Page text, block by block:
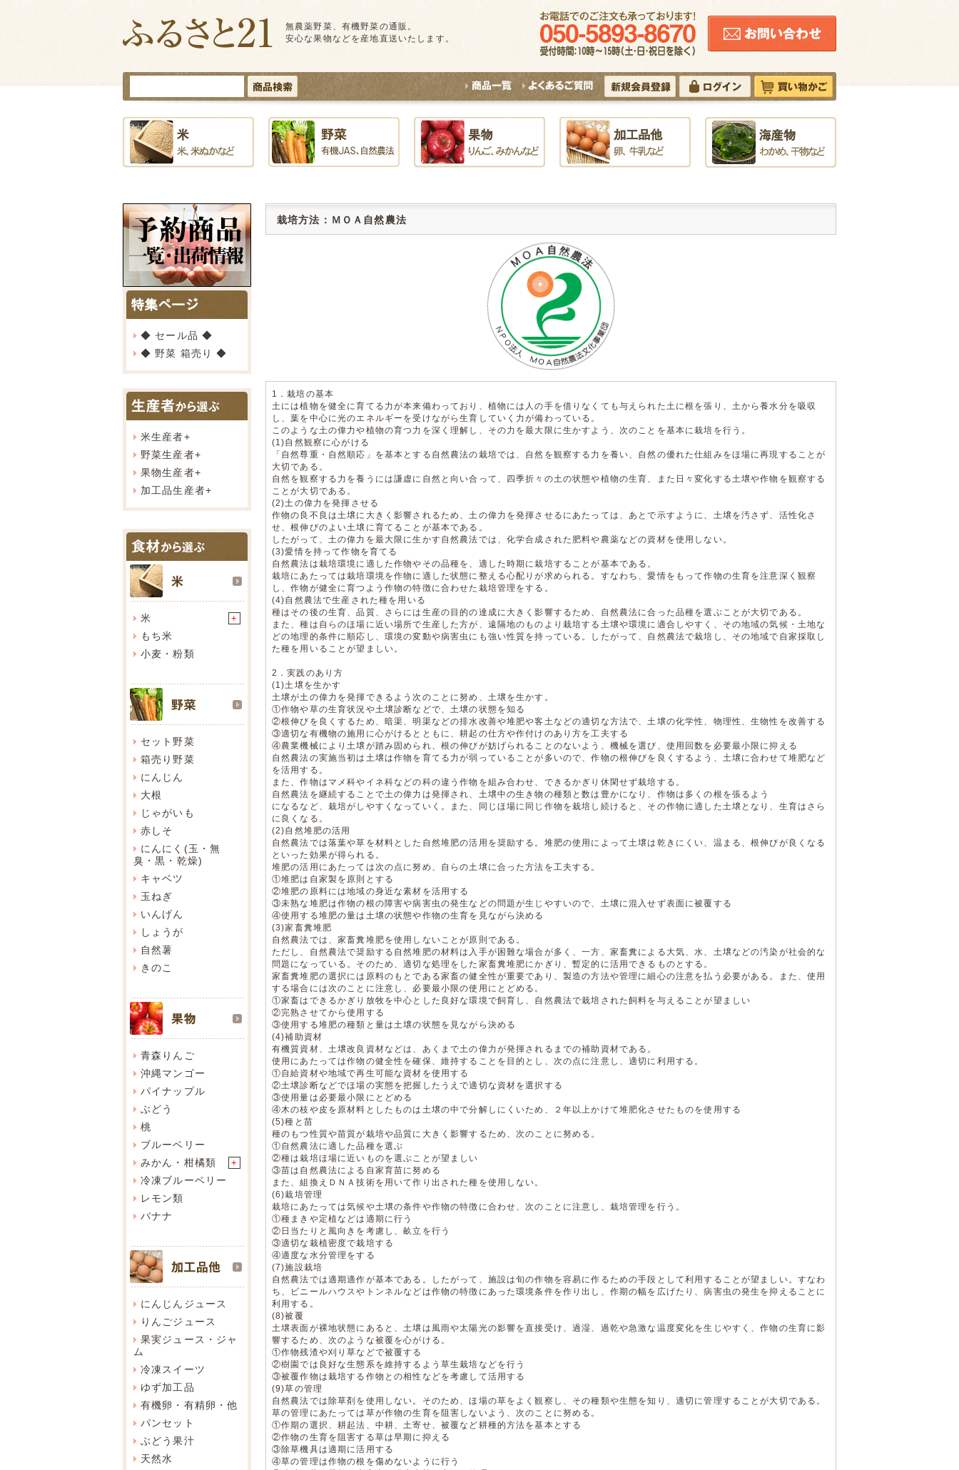
無農薬野菜、有機野菜の通販。
安心な果物などを産地直送いたします。
◆ セール品 ◆
◆ 野菜 箱売り ◆
米生産者+
野菜生産者+
果物生産者+
加工品生産者+
米 +
もち米
小麦・粉類
セット野菜
箱売り野菜
にんじん
大根
じゃがいも
赤しそ
にんにく(玉・無
臭・黒・乾燥)
キャベツ
玉ねぎ
いんげん
しょうが
自然薯
きのこ
青森りんご
沖縄マンゴー
パイナップル
ぶどう
桃
ブルーベリー
みかん・柑橘類
+
冷凍ブルーベリー
レモン類
バナナ
にんじんジュース
りんごジュース
果実ジュース・ジャ
ム
冷凍スイーツ
ゆず加工品
有機卵・有精卵・他
パンセット
ぶどう果汁
天然水
栽培方法：ＭＯＡ自然農法
1．栽培の基本
土には植物を健全に育てる力が本来備わっており、植物には人の手を借りなくても与えられた土に根を張り、土から養水分を吸収
し、葉を中心に光のエネルギーを受けながら生育していく力が備わっている。
このような土の偉力や植物の育つ力を深く理解し、その力を最大限に生かすよう、次のことを基本に栽培を行う。
(1)自然観察に心がける
「自然尊重・自然順応」を基本とする自然農法の栽培では、自然を観察する力を養い、自然の優れた仕組みをほ場に再現することが
大切である。
自然を観察する力を養うには謙虚に自然と向い合って、四季折々の土の状態や植物の生育、また日々変化する土壌や作物を観察する
ことが大切である。
(2)土の偉力を発揮させる
作物の良不良は土壌に大きく影響されるため、土の偉力を発揮させるにあたっては、あとで示すように、土壌を汚さず、活性化さ
せ、根伸びのよい土壌に育てることが基本である。
したがって、土の偉力を最大限に生かす自然農法では、化学合成された肥料や農薬などの資材を使用しない。
(3)愛情を持って作物を育てる
自然農法は栽培環境に適した作物やその品種を、適した時期に栽培することが基本である。
栽培にあたっては栽培環境を作物に適した状態に整える心配りが求められる。すなわち、愛情をもって作物の生育を注意深く観察
し、作物が健全に育つよう作物の特徴に合わせた栽培管理をする。
(4)自然農法で生産された種を用いる
種はその後の生育、品質、さらには生産の目的の達成に大きく影響するため、自然農法に合った品種を選ぶことが大切である。
また、種は自らのほ場に近い場所で生産した方が、遠隔地のものより栽培する土壌や環境に適合しやすく、その地域の気候・土地な
どの地理的条件に順応し、環境の変動や病害虫にも強い性質を持っている。したがって、自然農法で栽培し、その地域で自家採取し
た種を用いることが望ましい。
2．実践のあり方
(1)土壌を生かす
土壌が土の偉力を発揮できるよう次のことに努め、土壌を生かす。
①作物や草の生育状況や土壌診断などで、土壌の状態を知る
②根伸びを良くするため、暗渠、明渠などの排水改善や堆肥や客土などの適切な方法で、土壌の化学性、物理性、生物性を改善する
③適切な有機物の施用に心がけるとともに、耕起の仕方や作付けのあり方を工夫する
④農業機械により土壌が踏み固められ、根の伸びが妨げられることのないよう、機械を選び、使用回数を必要最小限に抑える
自然農法の実施当初は土壌は作物を育てる力が弱っていることが多いので、作物の根伸びを良くするよう、土壌に合わせて堆肥など
を活用する。
また、作物はマメ科やイネ科などの科の違う作物を組み合わせ、できるかぎり休閑せず栽培する。
自然農法を継続することで土の偉力は発揮され、土壌中の生き物の種類と数は豊かになり、作物は多くの根を張るよう
になるなど、栽培がしやすくなっていく。また、同じほ場に同じ作物を栽培し続けると、その作物に適した土壌となり、生育はさら
に良くなる。
(2)自然堆肥の活用
自然農法では落葉や草を材料とした自然堆肥の活用を奨励する。堆肥の使用によって土壌は乾きにくい、温まる、根伸びが良くなる
といった効果が得られる。
堆肥の活用にあたっては次の点に努め、自らの土壌に合った方法を工夫する。
①堆肥は自家製を原則とする
②堆肥の原料には地域の身近な素材を活用する
③未熟な堆肥は作物の根の障害や病害虫の発生などの問題が生じやすいので、土壌に混入せず表面に被覆する
④使用する堆肥の量は土壌の状態や作物の生育を見ながら決める
(3)家畜糞堆肥
自然農法では、家畜糞堆肥を使用しないことが原則である。
ただし、自然農法で奨励する自然堆肥の材料は入手が困難な場合が多く、一方、家畜糞による大気、水、土壌などの汚染が社会的な
問題になっている。そのため、適切な処理をした家畜糞堆肥にかぎり、暫定的に活用できるものとする。
家畜糞堆肥の選択には原料のもとである家畜の健全性が重要であり、製造の方法や管理に細心の注意を払う必要がある。また、使用
する場合には次のことに注意し、必要最小限の使用にとどめる。
①家畜はできるかぎり放牧を中心とした良好な環境で飼育し、自然農法で栽培された飼料を与えることが望ましい
②完熟させてから使用する
③使用する堆肥の種類と量は土壌の状態を見ながら決める
(4)補助資材
有機質資材、土壌改良資材などは、あくまで土の偉力が発揮されるまでの補助資材である。
使用にあたっては作物の健全性を確保、維持することを目的とし、次の点に注意し、適切に利用する。
①自給資材や地域で再生可能な資材を使用する
②土壌診断などでほ場の実態を把握したうえで適切な資材を選択する
③使用量は必要最小限にとどめる
④木の枝や皮を原材料としたものは土壌の中で分解しにくいため、２年以上かけて堆肥化させたものを使用する
(5)種と苗
種のもつ性質や苗質が栽培や品質に大きく影響するため、次のことに努める。
①自然農法に適した品種を選ぶ
②種は栽培ほ場に近いものを選ぶことが望ましい
③苗は自然農法による自家育苗に努める
また、組換えＤＮＡ技術を用いて作り出された種を使用しない。
(6)栽培管理
栽培にあたっては気候や土壌の条件や作物の特徴に合わせ、次のことに注意し、栽培管理を行う。
①種まきや定植などは適期に行う
②日当たりと風向きを考慮し、畝立を行う
③適切な栽植密度で栽培する
④適度な水分管理をする
(7)施設栽培
自然農法では適期適作が基本である。したがって、施設は旬の作物を容易に作るための手段として利用することが望ましい。すなわ
ち、ビニールハウスやトンネルなどは作物の特徴にあった環境条件を作り出し、作期の幅を広げたり、病害虫の発生を抑えることに
利用する。
(8)被覆
土壌表面が裸地状態にあると、土壌は風雨や太陽光の影響を直接受け、過湿、過乾や急激な温度変化を生じやすく、作物の生育に影
響するため、次のような被覆を心がける。
①作物残渣や刈り草などで被覆する
②樹園では良好な生態系を維持するよう草生栽培などを行う
③被覆作物は栽培する作物との相性などを考慮して活用する
(9)草の管理
自然農法では除草剤を使用しない。そのため、ほ場の草をよく観察し、その種類や生態を知り、適切に管理することが大切である。
草の管理にあたっては草が作物の生育を阻害しないよう、次のことに努める。
①作期の選択、耕起法、中耕、土寄せ、被覆など耕種的方法を基本とする
②作物の生育を阻害する草は早期に抑える
③除草機具は適期に活用する
④草の管理は作物の根を傷めないように行う